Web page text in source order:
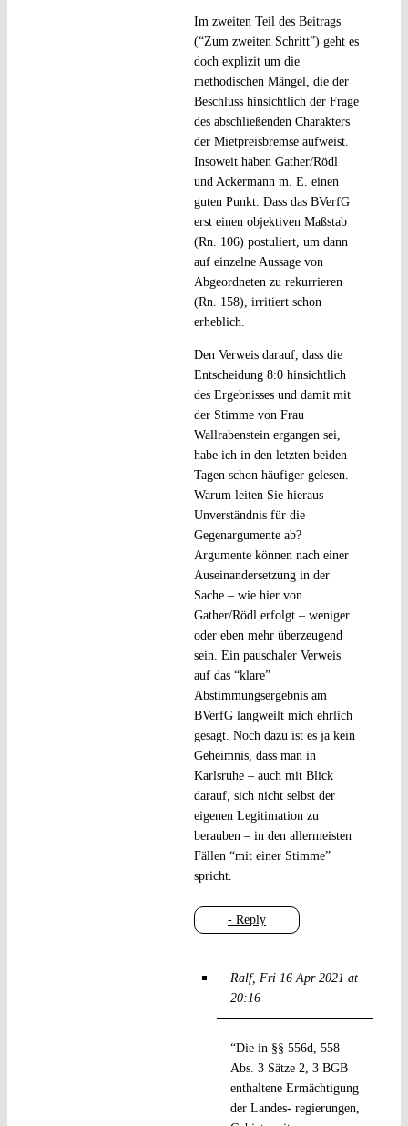
- Reply
Im zweiten Teil des Beitrags
(“Zum zweiten Schritt”) geht es
doch explizit um die
methodischen Mängel, die der
Beschluss hinsichtlich der Frage
des abschließenden Charakters
der Mietpreisbremse aufweist.
Insoweit haben Gather/Rödl
und Ackermann m. E. einen
guten Punkt. Dass das BVerfG
erst einen objektiven Maßstab
(Rn. 106) postuliert, um dann
auf einzelne Aussage von
Abgeordneten zu rekurrieren
(Rn. 158), irritiert schon
erheblich.
Den Verweis darauf, dass die
Entscheidung 8:0 hinsichtlich
des Ergebnisses und damit mit
der Stimme von Frau
Wallrabenstein ergangen sei,
habe ich in den letzten beiden
Tagen schon häufiger gelesen.
Warum leiten Sie hieraus
Unverständnis für die
Gegenargumente ab?
Argumente können nach einer
Auseinandersetzung in der
Sache – wie hier von
Gather/Rödl erfolgt – weniger
oder eben mehr überzeugend
sein. Ein pauschaler Verweis
auf das “klare”
Abstimmungsergebnis am
BVerfG langweilt mich ehrlich
gesagt. Noch dazu ist es ja kein
Geheimnis, dass man in
Karlsruhe – auch mit Blick
darauf, sich nicht selbst der
eigenen Legitimation zu
berauben – in den allermeisten
Fällen “mit einer Stimme”
spricht.
Ralf Fri 16 Apr 2021 at
20:16
“Die in §§ 556d, 558
Abs. 3 Sätze 2, 3 BGB
enthaltene Ermächtigung
der Landes- regierungen,